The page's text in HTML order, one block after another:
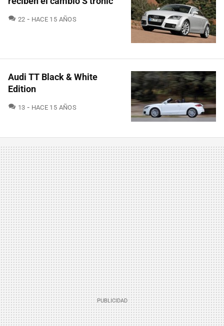
22 COMENTARIOS
HACE 15 AÑOS
Audi TT Black & White
Edition
13 COMENTARIOS
HACE 15 AÑOS